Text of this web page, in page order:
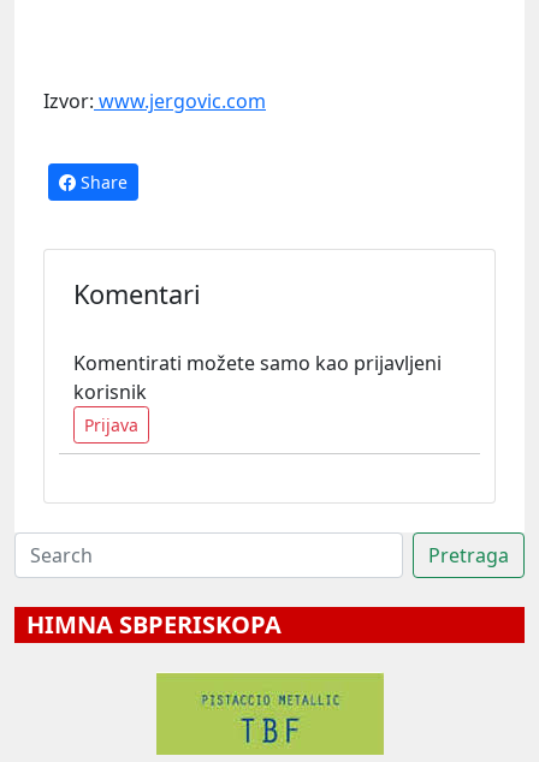
Izvor: www.jergovic.com
Share
Komentari
Komentirati možete samo kao prijavljeni
korisnik
Prijava
HIMNA SBPERISKOPA